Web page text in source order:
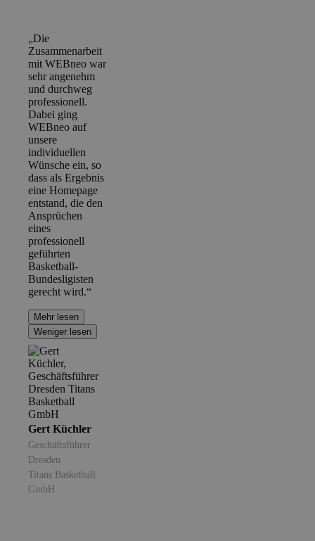
„Die
Zusammenarbeit
mit WEBneo war
sehr angenehm
und durchweg
professionell.
Dabei ging
WEBneo auf
unsere
individuellen
Wünsche ein, so
dass als Ergebnis
eine Homepage
entstand, die den
Ansprüchen
eines
professionell
geführten
Basketball-
Bundesligisten
gerecht wird.“
Mehr lesen
Weniger lesen
Gert Küchler
Geschäftsführer
Dresden
Titans Basketball
GmbH